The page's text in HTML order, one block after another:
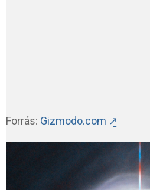
Forrás: Gizmodo.com ↗̱